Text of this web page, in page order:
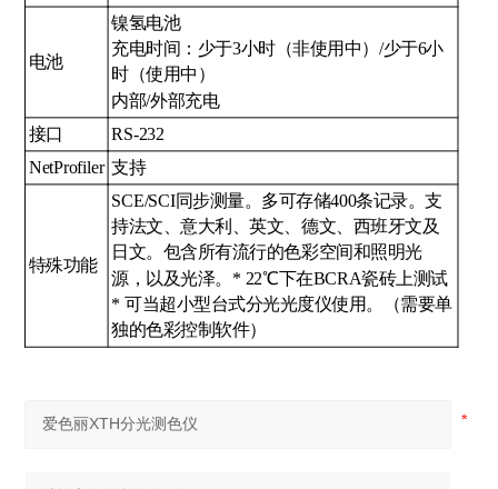
电池
镍氢电池
充电时间：少于3小时（非使用中）/少于6小
时（使用中）
内部/外部充电
接口
RS-232
NetProfiler 支持
特殊功能
SCE/SCI同步测量。多可存储400条记录。支
持法文、意大利、英文、德文、西班牙文及
日文。包含所有流行的色彩空间和照明光
源，以及光泽。* 22℃下在BCRA瓷砖上测试
* 可当超小型台式分光光度仪使用。（需要单
独的色彩控制软件）